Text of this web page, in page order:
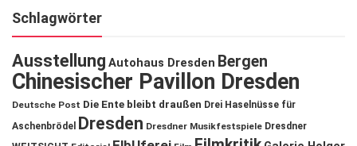
Schlagwörter
Ausstellung Autohaus Dresden Bergen
Chinesischer Pavillon Dresden
Deutsche Post Die Ente bleibt draußen Drei Haselnüsse für
Aschenbrödel
Dresden Dresdner Musikfestspiele Dresdner